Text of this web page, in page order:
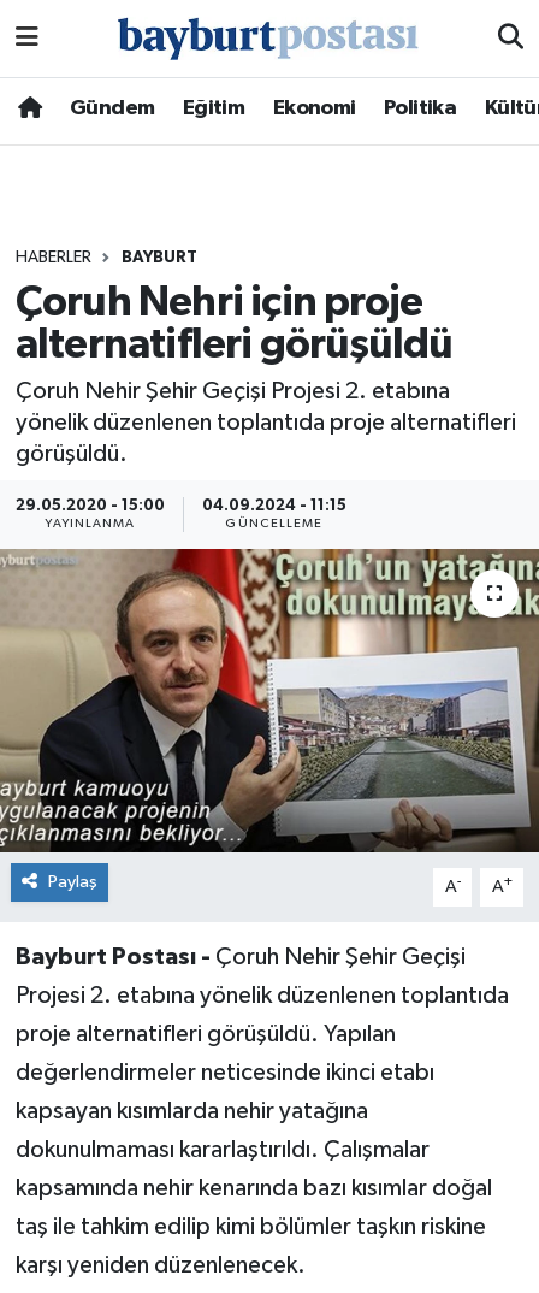
Gündem Eğitim Ekonomi Politika
HABERLER BAYBURT
Çoruh Nehri için proje
alternatifleri görüşüldü
Çoruh Nehir Şehir Geçişi Projesi 2. etabına
yönelik düzenlenen toplantıda proje alternatifleri
görüşüldü.
29.05.2020 - 15:00
YAYINLANMA
04.09.2024 - 11:15
GÜNCELLEME
Paylaş A- A+
Bayburt Postası - Çoruh Nehir Şehir Geçişi
Projesi 2. etabına yönelik düzenlenen toplantıda
proje alternatifleri görüşüldü. Yapılan
değerlendirmeler neticesinde ikinci etabı
kapsayan kısımlarda nehir yatağına
dokunulmaması kararlaştırıldı. Çalışmalar
kapsamında nehir kenarında bazı kısımlar doğal
taş ile tahkim edilip kimi bölümler taşkın riskine
karşı yeniden düzenlenecek.
Hava Durumu
Süper Lig Puan Durumu ve Fikstür
Tüm Manşetler
Son Dakika Haberleri
Haber Arşivi